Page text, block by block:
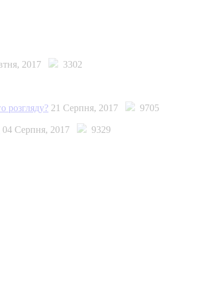
2017 3302
розгляду? 21 Серпня, 2017 9705
04 Серпня, 2017 9329